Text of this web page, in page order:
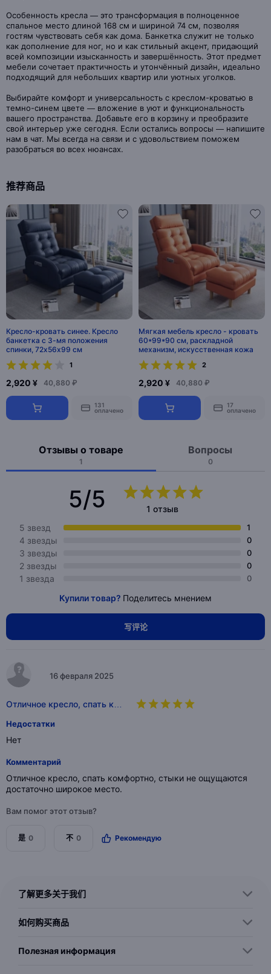
Особенность кресла — это трансформация в полноценное
спальное место длиной 168 см и шириной 74 см, позволяя
гостям чувствовать себя как дома. Банкетка служит не только
как дополнение для ног, но и как стильный акцент, придающий
всей композиции изысканность и завершённость. Этот предмет
мебели сочетает практичность и утончённый дизайн, идеально
подходящий для небольших квартир или уютных уголков.
Выбирайте комфорт и универсальность с креслом-кроватью в
темно-синем цвете — вложение в уют и функциональность
вашего пространства. Добавьте его в корзину и преобразите
свой интерьер уже сегодня. Если остались вопросы — напишите
нам в чат. Мы всегда на связи и с удовольствием поможем
разобраться во всех нюансах.
推荐商品
Кресло-кровать синее. Кресло
банкетка с 3-мя положения
спинки, 72х56х99 см
1
2,920 ¥ 40,880 ₽
131
оплачено
Мягкая мебель кресло - кровать
60*99*90 см, раскладной
механизм, искусственная кожа
2
2,920 ¥ 40,880 ₽
17
оплачено
Отзывы о товаре
1
Вопросы
0
5/5
1 отзыв
5 звезд
1
4 звезды 0
3 звезды 0
2 звезды 0
1 звезда 0
Купили товар? Поделитесь мнением
写评论
16 февраля 2025
Отличное кресло, спать к…
Недостатки
Нет
Комментарий
Отличное кресло, спать комфортно, стыки не ощущаются
достаточно широкое место.
Вам помог этот отзыв?
是 0 不 0 Рекомендую
了解更多关于我们
如何购买商品
Полезная информация